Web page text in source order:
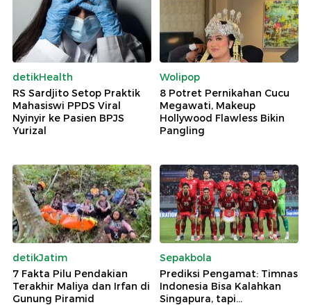
detikHealth
RS Sardjito Setop Praktik
Mahasiswi PPDS Viral
Nyinyir ke Pasien BPJS
Yurizal
Wolipop
8 Potret Pernikahan Cucu
Megawati, Makeup
Hollywood Flawless Bikin
Pangling
detikJatim
7 Fakta Pilu Pendakian
Terakhir Maliya dan Irfan di
Gunung Piramid
Sepakbola
Prediksi Pengamat: Timnas
Indonesia Bisa Kalahkan
Singapura, tapi...